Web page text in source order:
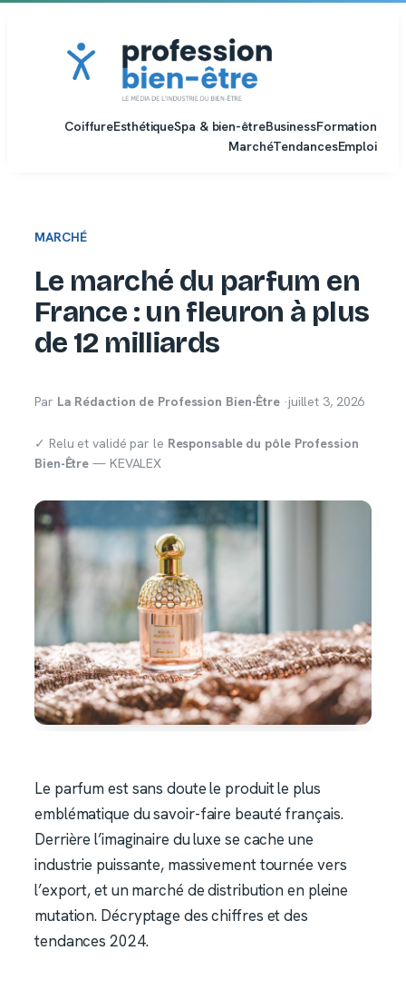
CoiffureEsthétiqueSpa & bien-êtreBusinessFormation
MarchéTendancesEmploi
MARCHÉ
Le marché du parfum en
France : un fleuron à plus
de 12 milliards
Par La Rédaction de Profession Bien-Être ·juillet 3, 2026
✓ Relu et validé par le Responsable du pôle Profession
Bien-Être — KEVALEX
Le parfum est sans doute le produit le plus
emblématique du savoir-faire beauté français.
Derrière l’imaginaire du luxe se cache une
industrie puissante, massivement tournée vers
l’export, et un marché de distribution en pleine
mutation. Décryptage des chiffres et des
tendances 2024.